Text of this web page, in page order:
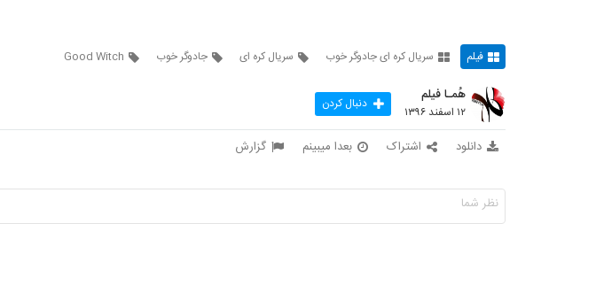
فیلم سریال کره ای جادوگر خوب سریال کره ای جادوگر خوب Good Witch
هُمـا فیلم
۱۲ اسفند ۱۳۹۶ دنبال کردن
دانلود اشتراک بعدا میبینم گزارش